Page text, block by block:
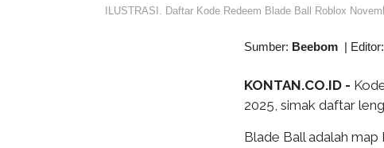
ILUSTRASI. Daftar Kode Redeem Blade Ball Roblox
Sumber: Beebom | Editor:
KONTAN.CO.ID -
2025, simak daftar
Blade Ball adalah